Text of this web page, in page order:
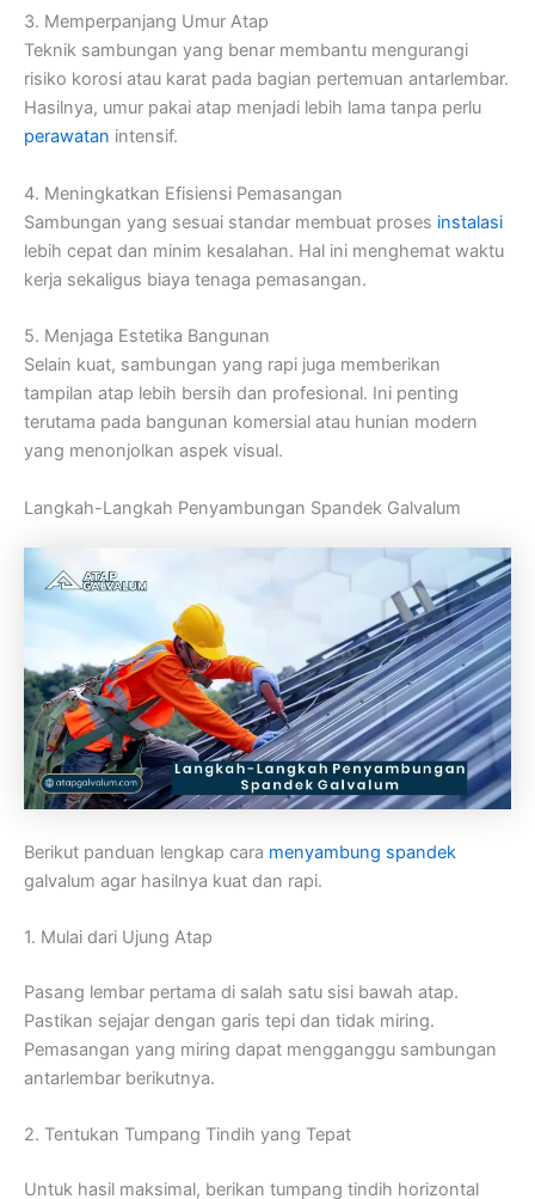
3. Memperpanjang Umur Atap
Teknik sambungan yang benar membantu mengurangi
risiko korosi atau karat pada bagian pertemuan antarlembar.
Hasilnya, umur pakai atap menjadi lebih lama tanpa perlu
perawatan intensif.
4. Meningkatkan Efisiensi Pemasangan
Sambungan yang sesuai standar membuat proses instalasi
lebih cepat dan minim kesalahan. Hal ini menghemat waktu
kerja sekaligus biaya tenaga pemasangan.
5. Menjaga Estetika Bangunan
Selain kuat, sambungan yang rapi juga memberikan
tampilan atap lebih bersih dan profesional. Ini penting
terutama pada bangunan komersial atau hunian modern
yang menonjolkan aspek visual.
Langkah-Langkah Penyambungan Spandek Galvalum
Berikut panduan lengkap cara menyambung spandek
galvalum agar hasilnya kuat dan rapi.
1. Mulai dari Ujung Atap
Pasang lembar pertama di salah satu sisi bawah atap.
Pastikan sejajar dengan garis tepi dan tidak miring.
Pemasangan yang miring dapat mengganggu sambungan
antarlembar berikutnya.
2. Tentukan Tumpang Tindih yang Tepat
Untuk hasil maksimal, berikan tumpang tindih horizontal